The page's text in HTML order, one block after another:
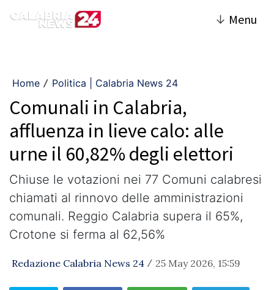
↓ Menu
Home / Politica | Calabria News 24
Comunali in Calabria,
affluenza in lieve calo: alle
urne il 60,82% degli elettori
Chiuse le votazioni nei 77 Comuni calabresi
chiamati al rinnovo delle amministrazioni
comunali. Reggio Calabria supera il 65%,
Crotone si ferma al 62,56%
Redazione Calabria News 24 / 25 May 2026, 15:59